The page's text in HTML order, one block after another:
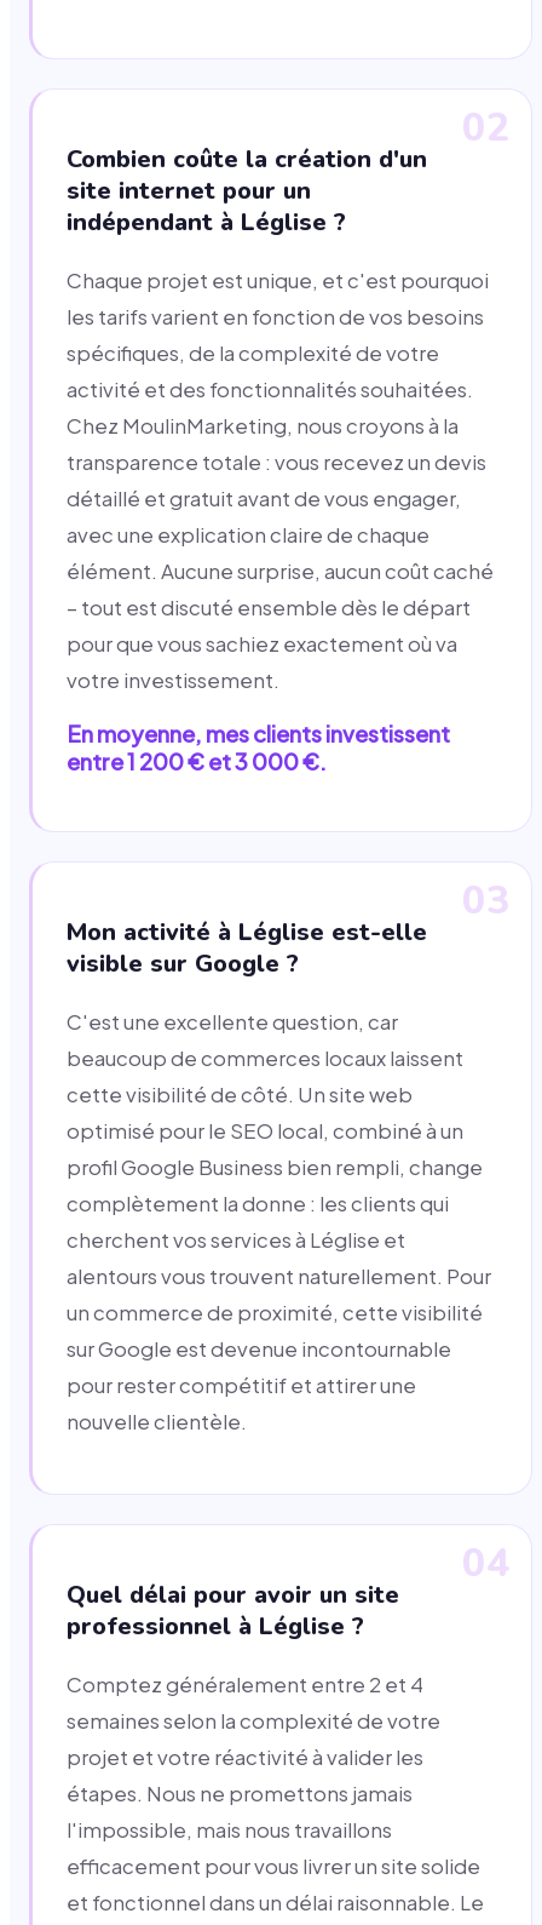
02
Combien coûte la création d'un
site internet pour un
indépendant à Léglise ?
Chaque projet est unique, et c'est pourquoi
les tarifs varient en fonction de vos besoins
spécifiques, de la complexité de votre
activité et des fonctionnalités souhaitées.
Chez MoulinMarketing, nous croyons à la
transparence totale : vous recevez un devis
détaillé et gratuit avant de vous engager,
avec une explication claire de chaque
élément. Aucune surprise, aucun coût caché
– tout est discuté ensemble dès le départ
pour que vous sachiez exactement où va
votre investissement.
En moyenne, mes clients investissent
entre 1 200 € et 3 000 €.
03
Mon activité à Léglise est-elle
visible sur Google ?
C'est une excellente question, car
beaucoup de commerces locaux laissent
cette visibilité de côté. Un site web
optimisé pour le SEO local, combiné à un
profil Google Business bien rempli, change
complètement la donne : les clients qui
cherchent vos services à Léglise et
alentours vous trouvent naturellement. Pour
un commerce de proximité, cette visibilité
sur Google est devenue incontournable
pour rester compétitif et attirer une
nouvelle clientèle.
04
Quel délai pour avoir un site
professionnel à Léglise ?
Comptez généralement entre 2 et 4
semaines selon la complexité de votre
projet et votre réactivité à valider les
étapes. Nous ne promettons jamais
l'impossible, mais nous travaillons
efficacement pour vous livrer un site solide
et fonctionnel dans un délai raisonnable. Le